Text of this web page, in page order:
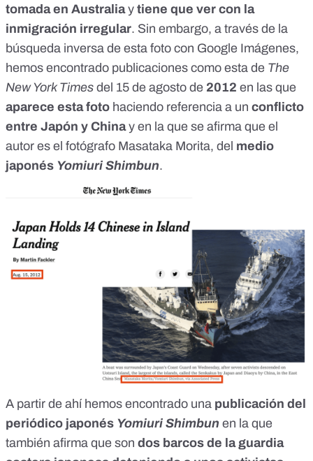
tomada en Australiay tiene que ver con la
inmigración irregular. Sin embargo, a través de la
búsqueda inversa de esta foto con Google Imágenes,
hemos encontrado publicaciones como esta de The
New York Times del 15 de agosto de 2012 en las que
aparece esta foto haciendo referencia a un conflicto
entre Japón y Chinay en la que se afirma que el
autor es el fotógrafo Masataka Morita, del medio
japonés Yomiuri Shimbun.
A partir de ahí hemos encontrado una publicación del
periódico japonés Yomiuri Shimbun en la que
también afirma que son dos barcos de la guardia